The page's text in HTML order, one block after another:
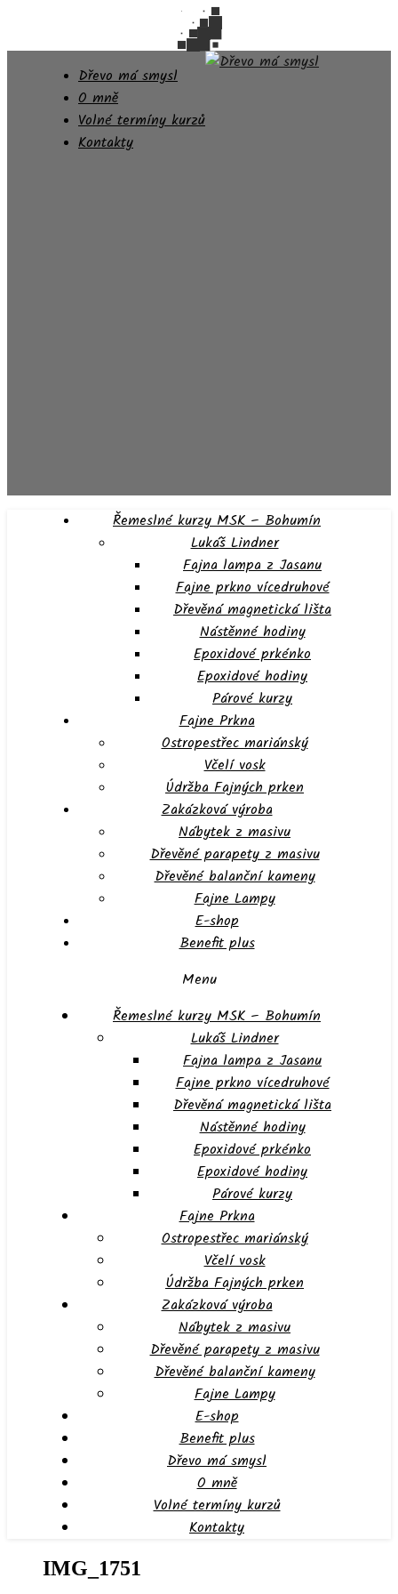
Dřevo má smysl
O mně
Volné termíny kurzů
Kontakty
Řemeslné kurzy MSK – Bohumín
Lukáš Lindner
Fajna lampa z Jasanu
Fajne prkno vícedruhové
Dřevěná magnetická lišta
Nástěnné hodiny
Epoxidové prkénko
Epoxidové hodiny
Párové kurzy
Fajne Prkna
Ostropestřec mariánský
Včelí vosk
Údržba Fajných prken
Zakázková výroba
Nábytek z masivu
Dřevěné parapety z masivu
Dřevěné balanční kameny
Fajne Lampy
E-shop
Benefit plus
Menu
Řemeslné kurzy MSK – Bohumín
Lukáš Lindner
Fajna lampa z Jasanu
Fajne prkno vícedruhové
Dřevěná magnetická lišta
Nástěnné hodiny
Epoxidové prkénko
Epoxidové hodiny
Párové kurzy
Fajne Prkna
Ostropestřec mariánský
Včelí vosk
Údržba Fajných prken
Zakázková výroba
Nábytek z masivu
Dřevěné parapety z masivu
Dřevěné balanční kameny
Fajne Lampy
E-shop
Benefit plus
Dřevo má smysl
O mně
Volné termíny kurzů
Kontakty
IMG_1751